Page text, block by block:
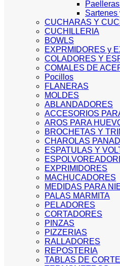
Sartenes
CUCHARAS Y
CUCHILLERIA
BOWLS
EXPRMIDORES y
COLADORES Y
COMALES DE
Pocillos
FLANERAS
MOLDES
ABLANDADORES
ACCESORIOS
AROS PARA
BROCHETAS Y
CHAROLAS
ESPATULAS Y
EXPRIMIDORES
MACHUCADORES
MEDIDAS PARA
PALAS MARMITA
PELADORES
CORTADORES
PINZAS
PIZZERIAS
RALLADORES
REPOSTERIA
TABLAS DE CORTE